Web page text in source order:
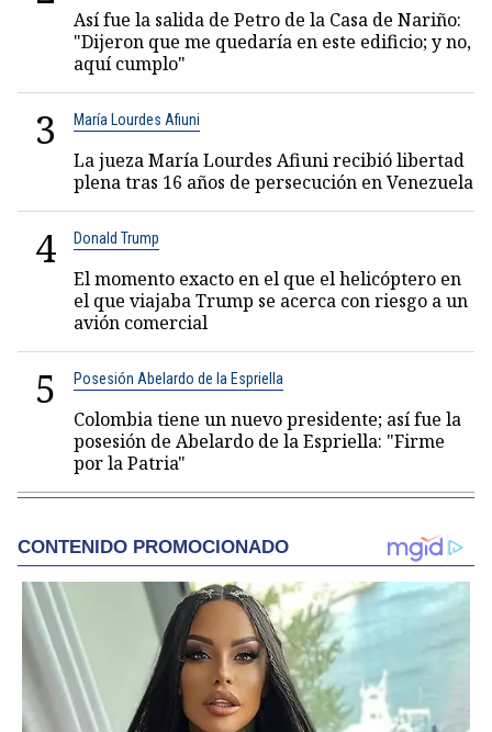
Así fue la salida de Petro de la Casa de Nariño:
"Dijeron que me quedaría en este edificio; y no,
aquí cumplo"
3 María Lourdes Afiuni
La jueza María Lourdes Afiuni recibió libertad
plena tras 16 años de persecución en Venezuela
4 Donald Trump
El momento exacto en el que el helicóptero en
el que viajaba Trump se acerca con riesgo a un
avión comercial
5 Posesión Abelardo de la Espriella
Colombia tiene un nuevo presidente; así fue la
posesión de Abelardo de la Espriella: "Firme
por la Patria"